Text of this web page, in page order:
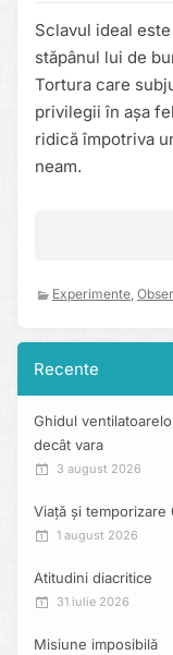
Sclavul ideal
stăpânul lui de
Tortura care
privilegii în așa
ridică împotriva
neam.
Experimente,
Recente
Ghidul
decât vara
3 august 2026
Viață și temporizare
1 august 2026
Atitudini diacritice
31 iulie 2026
Misiune imposibilă